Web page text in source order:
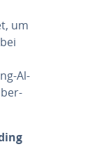
um
Al­